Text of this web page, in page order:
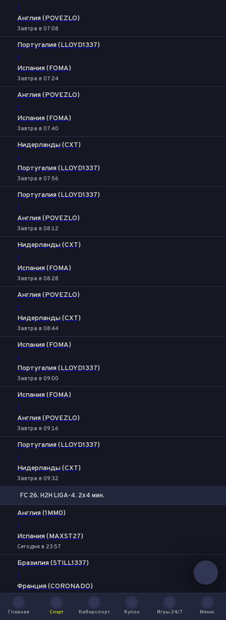
-
Англия (POVEZLO)
Завтра в 07:08
Португалия (LLOYD1337)
-
Испания (FOMA)
Завтра в 07:24
Англия (POVEZLO)
-
Испания (FOMA)
Завтра в 07:40
Нидерланды (CXT)
-
Португалия (LLOYD1337)
Завтра в 07:56
Португалия (LLOYD1337)
-
Англия (POVEZLO)
Завтра в 08:12
Нидерланды (CXT)
-
Испания (FOMA)
Завтра в 08:28
Англия (POVEZLO)
-
Нидерланды (CXT)
Завтра в 08:44
Испания (FOMA)
-
Португалия (LLOYD1337)
Завтра в 09:00
Испания (FOMA)
-
Англия (POVEZLO)
Завтра в 09:16
Португалия (LLOYD1337)
-
Нидерланды (CXT)
Завтра в 09:32
FC 26. H2H LIGA-4. 2x4 мин.
Англия (1MM0)
-
Испания (MAXST27)
Сегодня в 23:57
Бразилия (STILL1337)
-
Франция (CORONADO)
Завтра в 00:13
Франция (CORONADO)
Главная
Спорт
Киберспорт
Купон
Игры 24/7
Меню